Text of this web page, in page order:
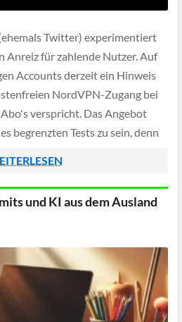
Twitter) experimentiert
Anreiz für zahlende Nutzer. Auf
Accounts derzeit ein Hinweis
NordVPN-Zugang bei
verspricht. Das Angebot
begrenzten Tests zu sein, denn
und KI aus dem Ausland